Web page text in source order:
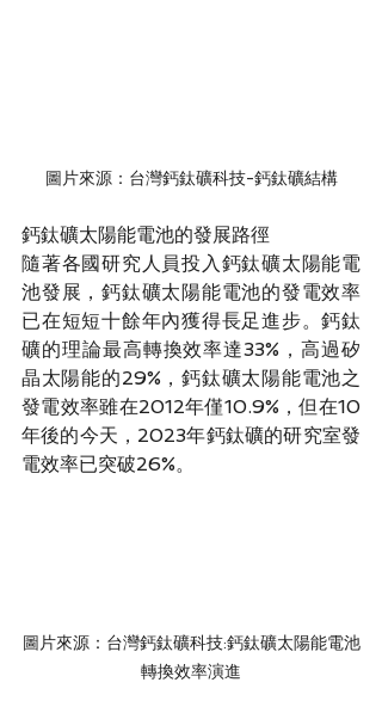
圖片來源：台灣鈣鈦礦科技-鈣鈦礦結構
鈣鈦礦太陽能電池的發展路徑
隨著各國研究人員投入鈣鈦礦太陽能電
池發展，鈣鈦礦太陽能電池的發電效率
已在短短十餘年內獲得長足進步。鈣鈦
礦的理論最高轉換效率達33%，高過矽
晶太陽能的29%，鈣鈦礦太陽能電池之
發電效率雖在2012年僅10.9%，但在10
年後的今天，2023年鈣鈦礦的研究室發
電效率已突破26%。
圖片來源：台灣鈣鈦礦科技:鈣鈦礦太陽能電池
轉換效率演進